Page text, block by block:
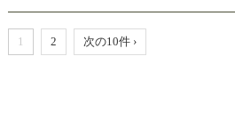
1 2 次の10件 ›